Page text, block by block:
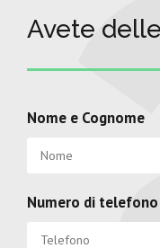
Avete
Nome e Cognome
Numero di telefono